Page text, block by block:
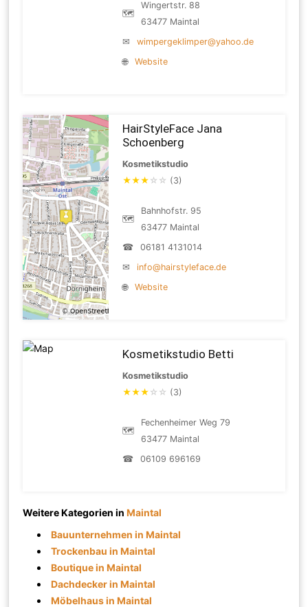
🗺
Wingertstr. 88
63477 Maintal
✉
wimpergeklimper@yahoo.de
🌐
Website
HairStyleFace Jana
Schoenberg
Kosmetikstudio
★★★ ☆ ☆ (3)
🗺
Bahnhofstr. 95
63477 Maintal
☎
06181 4131014
✉
info@hairstyleface.de
🌐
Website
Kosmetikstudio Betti
Kosmetikstudio
★★★ ☆ ☆ (3)
🗺
Fechenheimer Weg 79
63477 Maintal
☎
06109 696169
Weitere Kategorien inMaintal
Bauunternehmen in Maintal
Trockenbau in Maintal
Boutique in Maintal
Dachdecker in Maintal
Möbelhaus in Maintal